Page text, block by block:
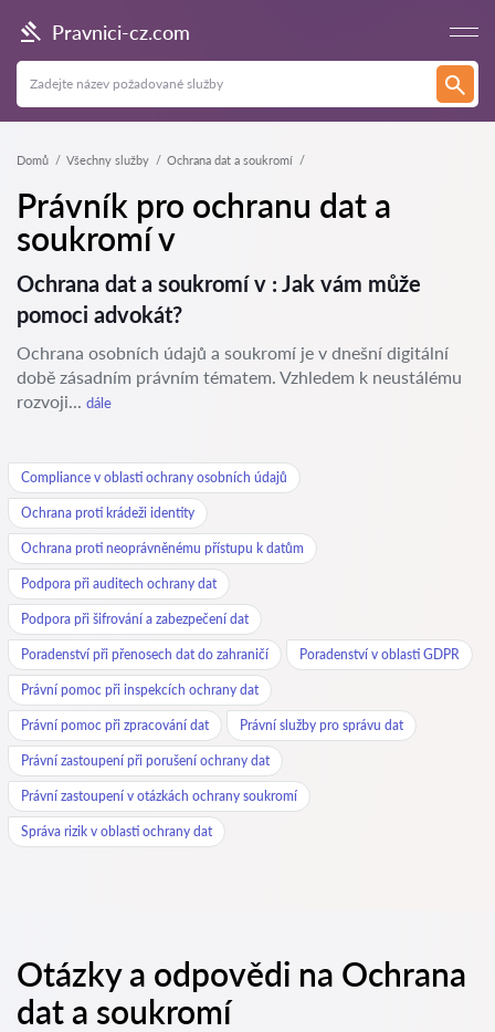
Pravnici-cz.com
Domů Všechny služby Ochrana dat a soukromí
Právník pro ochranu dat a
soukromí v
Ochrana dat a soukromí v : Jak vám může
pomoci advokát?
Ochrana osobních údajů a soukromí je v dnešní digitální
době zásadním právním tématem. Vzhledem k neustálému
rozvoji... dále
Compliance v oblasti ochrany osobních údajů
Ochrana proti krádeži identity
Ochrana proti neoprávněnému přístupu k datům
Podpora při auditech ochrany dat
Podpora při šifrování a zabezpečení dat
Poradenství při přenosech dat do zahraničí Poradenství v oblasti GDPR
Právní pomoc při inspekcích ochrany dat
Právní pomoc při zpracování dat Právní služby pro správu dat
Právní zastoupení při porušení ochrany dat
Právní zastoupení v otázkách ochrany soukromí
Správa rizik v oblasti ochrany dat
Otázky a odpovědi na Ochrana
dat a soukromí